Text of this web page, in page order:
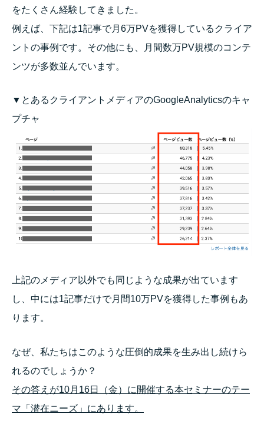
をたくさん経験してきました。
例えば、下記は1記事で月6万PVを獲得しているクライア
ントの事例です。その他にも、月間数万PV規模のコンテ
ンツが多数並んでいます。
▼とあるクライアントメディアのGoogleAnalyticsのキャ
プチャ
上記のメディア以外でも同じような成果が出ています
し、中には1記事だけで月間10万PVを獲得した事例もあ
ります。
なぜ、私たちはこのような圧倒的成果を生み出し続けら
れるのでしょうか？
その答えが10月16日（金）に開催する本セミナーのテー
マ「潜在ニーズ」にあります。